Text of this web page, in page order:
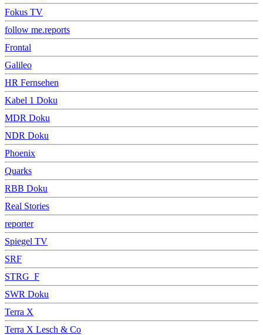
Fokus TV
follow me.reports
Frontal
Galileo
HR Fernsehen
Kabel 1 Doku
MDR Doku
NDR Doku
Phoenix
Quarks
RBB Doku
Real Stories
reporter
Spiegel TV
SRF
STRG_F
SWR Doku
Terra X
Terra X Lesch & Co